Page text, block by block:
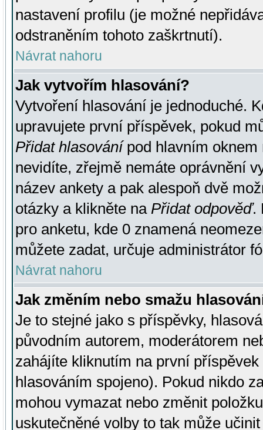
nastavení profilu (je možné
odstraněním tohoto zaškrtnutí).
Návrat nahoru
Jak vytvořím hlasování?
Vytvoření hlasování je jednoduché.
upravujete první příspěvek, pokud
Přidat hlasovánípod hlavním oknem
nevidíte, zřejmě nemáte oprávnění
název ankety a pak alespoň dvě
otázky a klikněte na Přidat odpověď.
pro anketu, kde 0 znamená
můžete zadat, určuje administrátor
Návrat nahoru
Jak změním nebo smažu
Je to stejné jako s příspěvky,
původním autorem, moderátorem
zahájíte kliknutím na první
hlasováním spojeno). Pokud nikdo
mohou vymazat nebo změnit
uskutečněné volby to tak může